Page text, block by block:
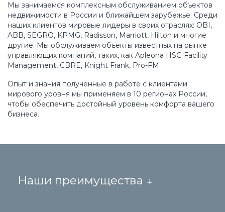
Мы занимаемся комплексным обслуживанием объектов
недвижимости в России и ближайшем зарубежье. Среди
наших клиентов мировые лидеры в своих отраслях: OBI,
ABB, SEGRO, KPMG, Radisson, Marriott, Hilton и многие
другие. Мы обслуживаем объекты известных на рынке
управляющих компаний, таких, как Apleona HSG Facility
Management, CBRE, Knight Frank, Pro-FM.
Опыт и знания полученные в работе с клиентами
мирового уровня мы применяем в 10 регионах России,
чтобы обеспечить достойный уровень комфорта вашего
бизнеса.
Наши преимущества ↓